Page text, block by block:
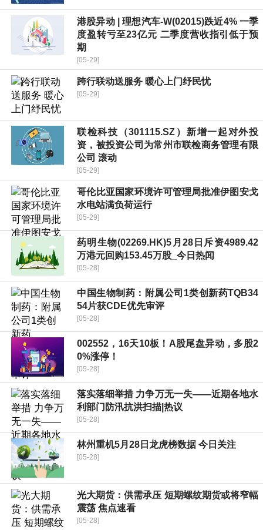
港股异动 | 理想汽车-W(02015)跌近4% 一季
度盈转亏至23亿元 二季度营收指引低于预
期
[05-29]
跨行联动送服务 暖心上门纾民忧
[05-29]
联检科技（301115.SZ）新增一起对外投
资，被投资公司为常州市联检商务管理有限
公司 滚动
[05-29]
哥伦比亚国家环境许可管理局批准伊图安戈
水电站满负荷运行
[05-29]
药明生物(02269.HK)5月28日斥资4989.42
万港元回购153.45万股_今日热闻
[05-28]
中国生物制药：附属公司1类创新药TQB34
54片获CDE优先审评
[05-28]
002552，16天10板！A股尾盘异动，多股2
0%涨停！
[05-28]
落实落细举措 力争万无一失——近期各地水
利部门防汛抗洪扫描|热议
[05-28]
林州重机5月28日龙虎榜数据 今日关注
[05-28]
光大期货：供需承压 短期螺纹期货或将窄幅
震荡 焦点速看
[05-28]